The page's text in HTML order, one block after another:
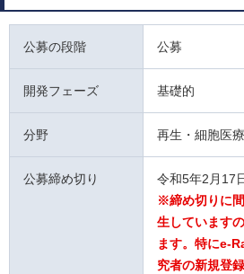
公募の段階 公募
開発フェーズ 基礎的
分野 再生・細胞医
公募締め切り
令和5年2月17
※締め切りに
生しています
ます。特にe-
究者の新規登